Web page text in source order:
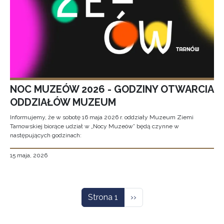
NOC MUZEÓW 2026 - GODZINY OTWARCIA
ODDZIAŁÓW MUZEUM
Informujemy, że w sobotę 16 maja 2026 r. oddziały Muzeum Ziemi
Tarnowskiej biorące udział w „Nocy Muzeów” będą czynne w
następujących godzinach:
15 maja, 2026
Strona 1 Następna strona
››